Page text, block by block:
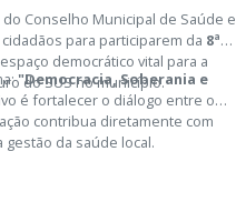
Conselho Municipal de Saúde e
para participarem da 8ª
democrático vital para a
do SUS no município.
"Democracia, Soberania e
é fortalecer o diálogo entre o
contribua diretamente com
da saúde local.